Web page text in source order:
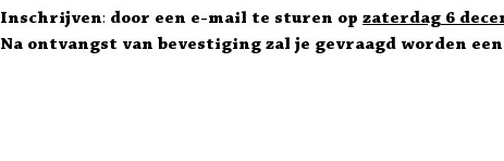
Inschrijven: door een e-mail te sturen op zaterdag 6
Na ontvangst van bevestiging zal je gevraagd worden